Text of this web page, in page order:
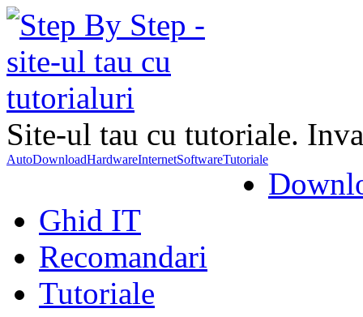
Site-ul tau cu tutoriale.
AutoDownloadHardwareInternetSoftwareTutoriale
Ghid IT
Recomandari
Tutoriale